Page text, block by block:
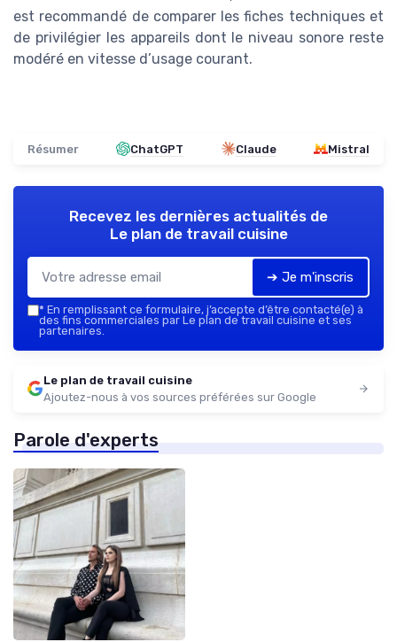
est recommandé de comparer les fiches techniques et
de privilégier les appareils dont le niveau sonore reste
modéré en vitesse d’usage courant.
Résumer ChatGPT Claude Mistral
Recevez les dernières actualités de
Le plan de travail cuisine
➔ Je m'inscris
* En remplissant ce formulaire, j’accepte d’être contacté(e) à
des fins commerciales par Le plan de travail cuisine et ses
partenaires.
Le plan de travail cuisine
Ajoutez-nous à vos sources préférées sur Google
Parole d'experts